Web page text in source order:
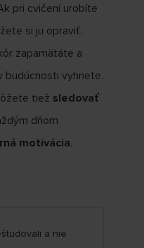
pri cvičení urobíte
si ju opraviť.
zapamätáte a
budúcnosti vyhnete.
tiež sledovať
dňom
motivácia.
a nie